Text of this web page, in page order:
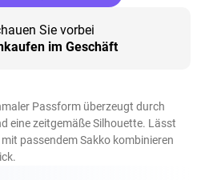
Sie vorbei
im Geschäft
Passform überzeugt durch
eine zeitgemäße Silhouette. Lässt
passendem Sakko kombinieren